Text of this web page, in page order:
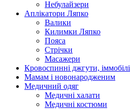
Небулайзери
Аплікатори Ляпко
Валики
Килимки Ляпко
Пояса
Стрічки
Масажери
Кровоспинні джгути,
Мамам і новонародженим
Медичний одяг
Медичні халати
Медичні костюми